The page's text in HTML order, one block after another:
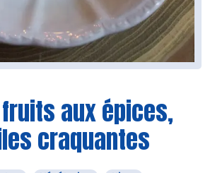
aux épices,
craquantes